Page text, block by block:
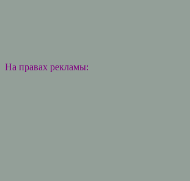
На правах рекламы: